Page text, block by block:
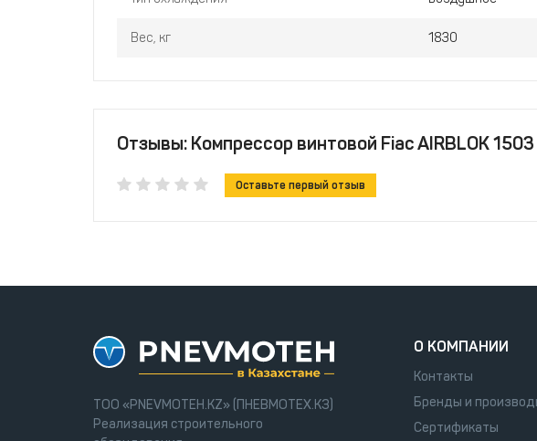
Вес, кг 1830
Отзывы: Компрессор винтовой Fiac AIRBLOK 1503
Оставьте первый отзыв
ТОО «PNEVMOTEH.KZ» (ПНЕВМОТЕХ.КЗ)
Реализация строительного
О КОМПАНИИ
Контакты
Бренды и
Сертификаты